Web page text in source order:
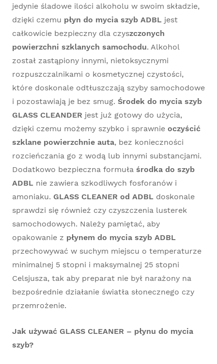
jedynie śladowe ilości alkoholu w swoim składzie,
dzięki czemu płyn do mycia szyb ADBL jest
całkowicie bezpieczny dla czyszczonych
powierzchni szklanych samochodu. Alkohol
został zastąpiony innymi, nietoksycznymi
rozpuszczalnikami o kosmetycznej czystości,
które doskonale odtłuszczają szyby samochodowe
i pozostawiają je bez smug. Środek do mycia szyb
GLASS CLEANDER jest już gotowy do użycia,
dzięki czemu możemy szybko i sprawnie oczyścić
szklane powierzchnie auta, bez konieczności
rozcieńczania go z wodą lub innymi substancjami.
Dodatkowo bezpieczna formuła środka do szyb
ADBL nie zawiera szkodliwych fosforanów i
amoniaku. GLASS CLEANER od ADBL doskonale
sprawdzi się również czy czyszczenia lusterek
samochodowych. Należy pamiętać, aby
opakowanie z płynem do mycia szyb ADBL
przechowywać w suchym miejscu o temperaturze
minimalnej 5 stopni i maksymalnej 25 stopni
Celsjusza, tak aby preparat nie był narażony na
bezpośrednie działanie światła słonecznego czy
przemrożenie.
Jak używać GLASS CLEANER – płynu do mycia
szyb?